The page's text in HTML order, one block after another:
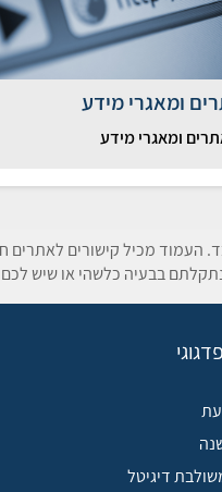
ומאגרי מידע
ומאגרי מידע
העמוד מכיל קישורים
בבעיה כלשהי או שיש לכם
דיגיטל